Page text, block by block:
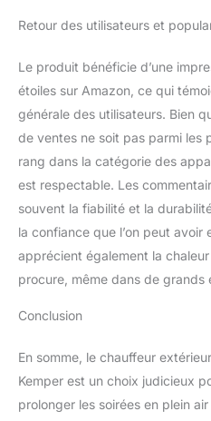
Retour des utilisateurs et
Le produit bénéficie d’une
étoiles sur Amazon, ce qui
générale des utilisateurs. Bien
de ventes ne soit pas parmi les
rang dans la catégorie des
est respectable. Les
souvent la fiabilité et la
la confiance que l’on peut
apprécient également la
procure, même dans de grands
Conclusion
En somme, le chauffeur
Kemper est un choix judicieux
prolonger les soirées en plein